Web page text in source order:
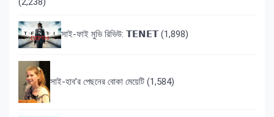
সাই-ফাই মুভি রিভিউ: 𝗧𝗘𝗡𝗘𝗧 (1,898)
সাই-হাব’র পেছনের বোকা মেয়েটি (1,584)